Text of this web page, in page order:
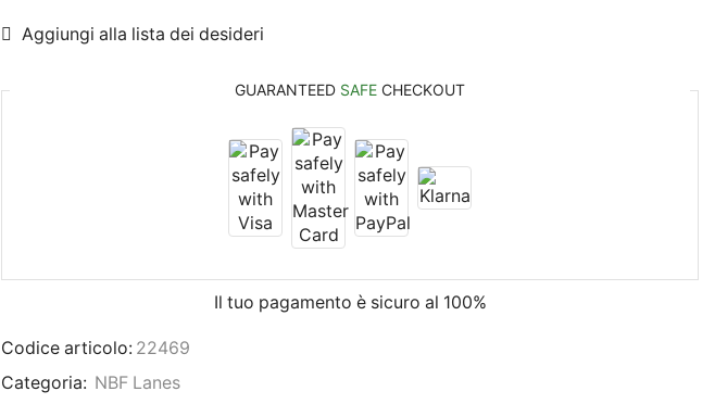
Aggiungi alla lista dei desideri
GUARANTEED SAFE CHECKOUT
Il tuo pagamento è sicuro al 100%
Codice articolo: 22469
Categoria: NBF Lanes